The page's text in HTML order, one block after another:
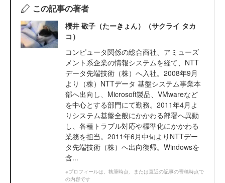
この記事の著者
櫻井 敬子（たーきょん）（サクライ タカ
コ）
コンピュータ関係の総合商社、アミューズ
メント系企業の情報システムを経て、NTT
データ先端技術（株）へ入社。2008年9月
より（株）NTTデータ 基盤システム事業本
部へ出向し、Microsoft製品、VMwareなど
を中心とする部門にて勤務。2011年4月よ
りシステム基盤全般にかかわる部署へ異動
し、各種トラブル対応や標準化にかかわる
業務を担当。2011年6月中旬よりNTTデー
タ先端技術（株）へ出向復帰。Windowsを
含...
※プロフィールは、執筆時点、または直近の記事の寄稿時点で
の内容です